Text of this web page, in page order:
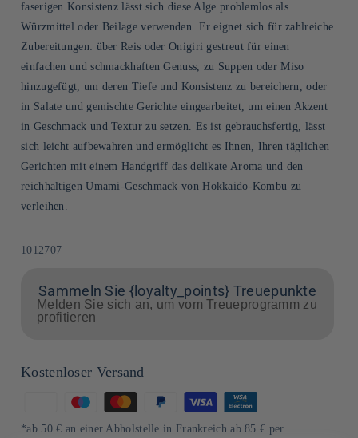
faserigen Konsistenz lässt sich diese Alge problemlos als
Würzmittel oder Beilage verwenden. Er eignet sich für zahlreiche
Zubereitungen: über Reis oder Onigiri gestreut für einen
einfachen und schmackhaften Genuss, zu Suppen oder Miso
hinzugefügt, um deren Tiefe und Konsistenz zu bereichern, oder
in Salate und gemischte Gerichte eingearbeitet, um einen Akzent
in Geschmack und Textur zu setzen. Es ist gebrauchsfertig, lässt
sich leicht aufbewahren und ermöglicht es Ihnen, Ihren täglichen
Gerichten mit einem Handgriff das delikate Aroma und den
reichhaltigen Umami-Geschmack von Hokkaido-Kombu zu
verleihen.
SKU:
1012707
Sammeln Sie {loyalty_points} Treuepunkte
Melden Sie sich an, um vom Treueprogramm zu
profitieren
Kostenloser Versand
Zahlungsmethoden
*ab 50 € an einer Abholstelle in Frankreich ab 85 € per